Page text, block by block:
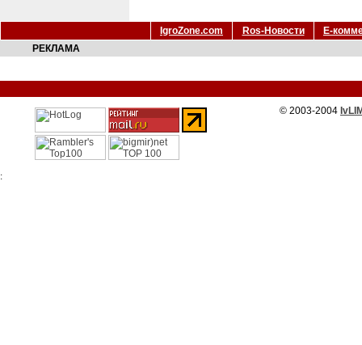
IgroZone.com Ros-Новости
Е-
РЕКЛАМА
© 2003-2004
: